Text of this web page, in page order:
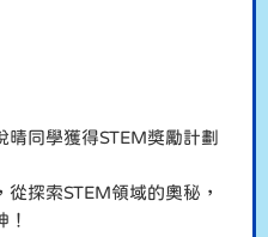
同學獲得STEM獎勵計劃
探索STEM領域的奧秘，
！